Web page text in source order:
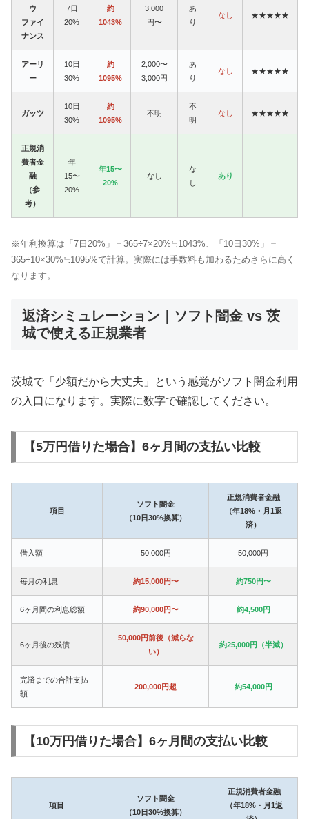
ウ
ファイ
ナンス
7日
20%
約
1043%
3,000
円〜
あ
り
なし ★★★★★
アーリ
ー
10日
30%
約
1095%
2,000〜
3,000円
あ
り
なし ★★★★★
ガッツ
10日
30%
約
1095%
不明
不
明
なし ★★★★★
正規消
費者金
融
（参
考）
年
15〜
20%
年15〜
20%
なし
な
し
あり —
※年利換算は「7日20%」＝365÷7×20%≒1043%、「10日30%」＝
365÷10×30%≒1095%で計算。実際には手数料も加わるためさらに高く
なります。
返済シミュレーション｜ソフト闇金 vs 茨
城で使える正規業者
茨城で「少額だから大丈夫」という感覚がソフト闇金利用
の入口になります。実際に数字で確認してください。
【5万円借りた場合】6ヶ月間の支払い比較
項目
ソフト闇金
（10日30%換算）
正規消費者金融
（年18%・月1返
済）
借入額 50,000円 50,000円
毎月の利息 約15,000円〜 約750円〜
6ヶ月間の利息総額 約90,000円〜 約4,500円
6ヶ月後の残債
50,000円前後（減らな
い）
約25,000円（半減）
完済までの合計支払
額
200,000円超 約54,000円
【10万円借りた場合】6ヶ月間の支払い比較
項目
ソフト闇金
（10日30%換算）
正規消費者金融
（年18%・月1返